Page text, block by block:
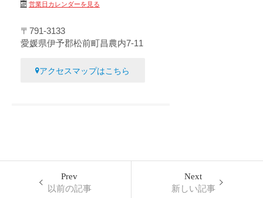
営業日カレンダーを見る
〒791-3133
愛媛県伊予郡松前町昌農内7-11
アクセスマップはこちら
Prev
以前の記事
Next
新しい記事